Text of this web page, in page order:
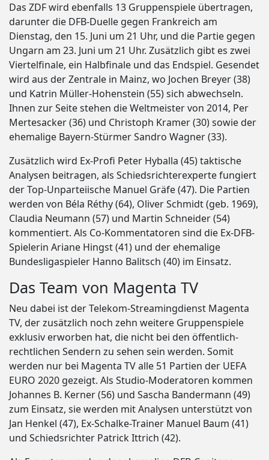
Das ZDF wird ebenfalls 13 Gruppenspiele übertragen,
darunter die DFB-Duelle gegen Frankreich am
Dienstag, den 15. Juni um 21 Uhr, und die Partie gegen
Ungarn am 23. Juni um 21 Uhr. Zusätzlich gibt es zwei
Viertelfinale, ein Halbfinale und das Endspiel. Gesendet
wird aus der Zentrale in Mainz, wo Jochen Breyer (38)
und Katrin Müller-Hohenstein (55) sich abwechseln.
Ihnen zur Seite stehen die Weltmeister von 2014, Per
Mertesacker (36) und Christoph Kramer (30) sowie der
ehemalige Bayern-Stürmer Sandro Wagner (33).
Zusätzlich wird Ex-Profi Peter Hyballa (45) taktische
Analysen beitragen, als Schiedsrichterexperte fungiert
der Top-Unparteiische Manuel Gräfe (47). Die Partien
werden von Béla Réthy (64), Oliver Schmidt (geb. 1969),
Claudia Neumann (57) und Martin Schneider (54)
kommentiert. Als Co-Kommentatoren sind die Ex-DFB-
Spielerin Ariane Hingst (41) und der ehemalige
Bundesligaspieler Hanno Balitsch (40) im Einsatz.
Das Team von Magenta TV
Neu dabei ist der Telekom-Streamingdienst Magenta
TV, der zusätzlich noch zehn weitere Gruppenspiele
exklusiv erworben hat, die nicht bei den öffentlich-
rechtlichen Sendern zu sehen sein werden. Somit
werden nur bei Magenta TV alle 51 Partien der UEFA
EURO 2020 gezeigt. Als Studio-Moderatoren kommen
Johannes B. Kerner (56) und Sascha Bandermann (49)
zum Einsatz, sie werden mit Analysen unterstützt von
Jan Henkel (47), Ex-Schalke-Trainer Manuel Baum (41)
und Schiedsrichter Patrick Ittrich (42).